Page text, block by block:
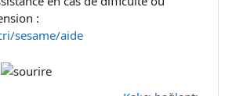
:
sesame/aide